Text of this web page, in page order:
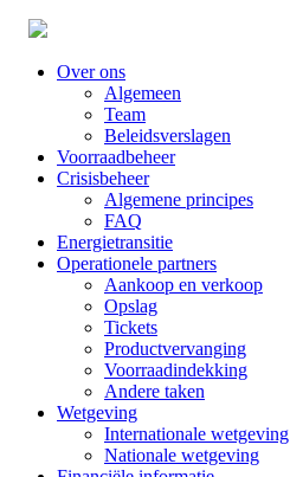
Over ons
Algemeen
Team
Beleidsverslagen
Voorraadbeheer
Crisisbeheer
Algemene principes
FAQ
Energietransitie
Operationele partners
Aankoop en verkoop
Opslag
Tickets
Productvervanging
Voorraadindekking
Andere taken
Wetgeving
Internationale wetgeving
Nationale wetgeving